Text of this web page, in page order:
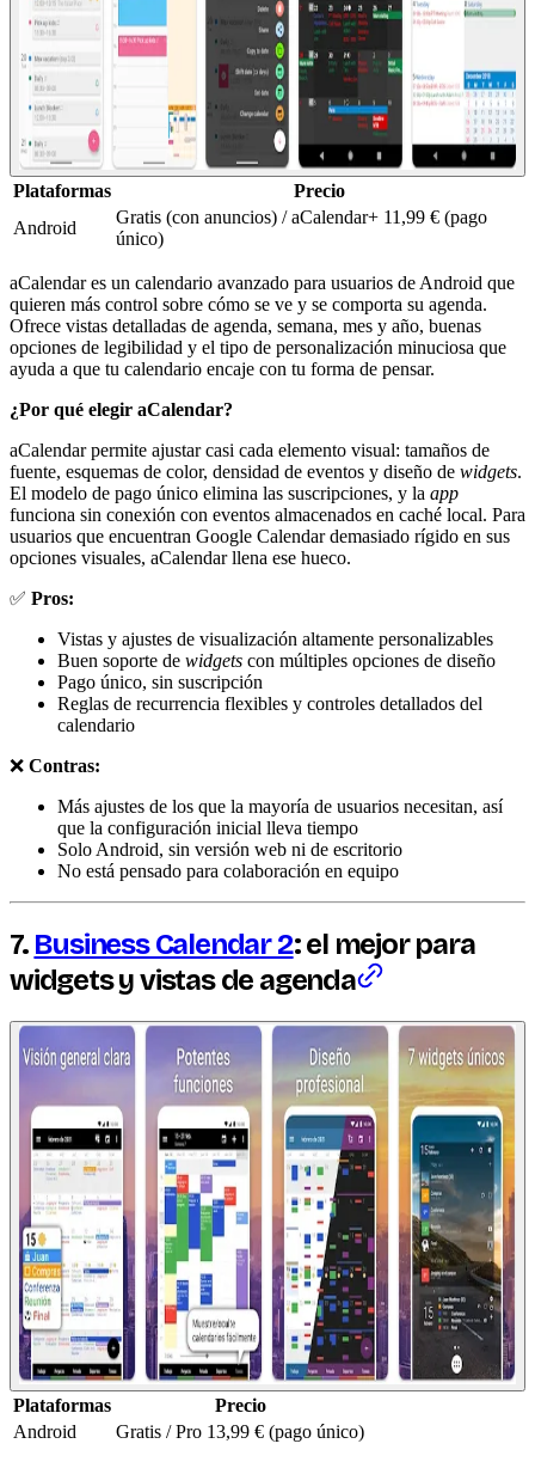
Plataformas
Precio
Android
Gratis (con anuncios) / aCalendar+ 11,99 € (pago
único)
aCalendar es un calendario avanzado para usuarios de Android que
quieren más control sobre cómo se ve y se comporta su agenda.
Ofrece vistas detalladas de agenda, semana, mes y año, buenas
opciones de legibilidad y el tipo de personalización minuciosa que
ayuda a que tu calendario encaje con tu forma de pensar.
¿Por qué elegir aCalendar?
aCalendar permite ajustar casi cada elemento visual: tamaños de
fuente, esquemas de color, densidad de eventos y diseño de widgets.
El modelo de pago único elimina las suscripciones, y la app
funciona sin conexión con eventos almacenados en caché local. Para
usuarios que encuentran Google Calendar demasiado rígido en sus
opciones visuales, aCalendar llena ese hueco.
✅ Pros:
Vistas y ajustes de visualización altamente personalizables
Buen soporte de widgets con múltiples opciones de diseño
Pago único, sin suscripción
Reglas de recurrencia flexibles y controles detallados del
calendario
❌ Contras:
Más ajustes de los que la mayoría de usuarios necesitan, así
que la configuración inicial lleva tiempo
Solo Android, sin versión web ni de escritorio
No está pensado para colaboración en equipo
7. Business Calendar 2: el mejor para
widgetsy vistas de agenda
Plataformas
Precio
Android
Gratis / Pro 13,99 € (pago único)